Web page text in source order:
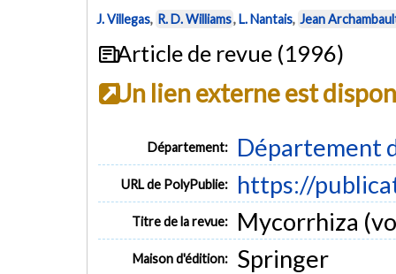
J. Villegas, R. D. Williams,L. Nantais, Jean
Article de revue (1996)
Un lien externe est
Département: Département
URL de PolyPublie: https://
Titre de la revue: Mycorrhiza
Maison d'édition: Springer